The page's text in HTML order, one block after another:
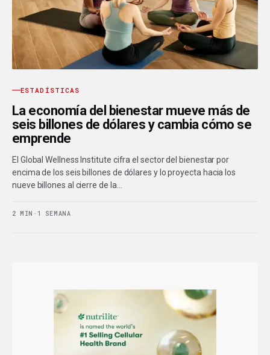
ESTADÍSTICAS
La economía del bienestar mueve más de
seis billones de dólares y cambia cómo se
emprende
El Global Wellness Institute cifra el sector del bienestar por
encima de los seis billones de dólares y lo proyecta hacia los
nueve billones al cierre de la…
2 MIN · 1 SEMANA